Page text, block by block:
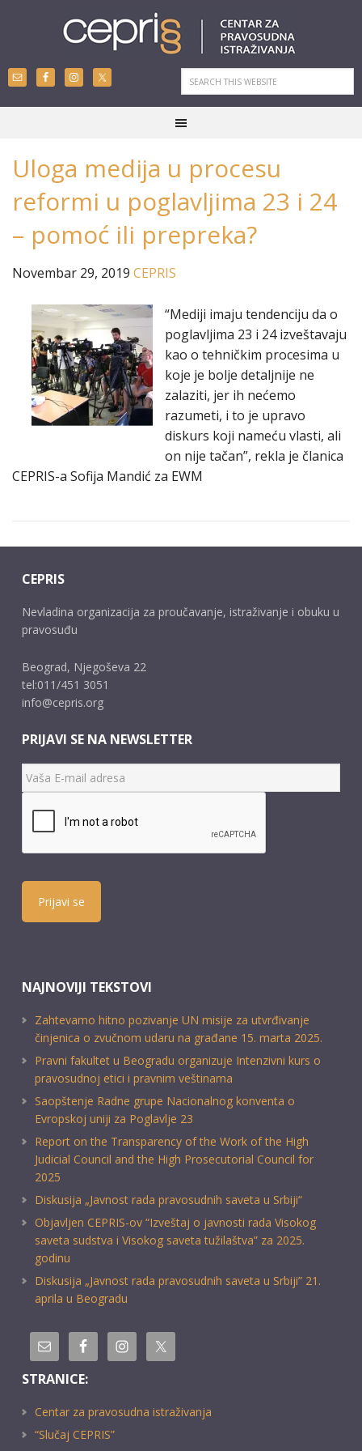
Uloga medija u procesu
reformi u poglavljima 23 i 24
– pomoć ili prepreka?
Novembar 29, 2019 CEPRIS
“Mediji imaju tendenciju da o
poglavljima 23 i 24 izveštavaju
kao o tehničkim procesima u
koje je bolje detaljnije ne
zalaziti, jer ih nećemo
razumeti, i to je upravo
diskurs koji nameću vlasti, ali
on nije tačan”, rekla je članica
CEPRIS-a Sofija Mandić za EWM
CEPRIS
Nevladina organizacija za proučavanje, istraživanje i obuku u
pravosuđu
Beograd, Njegoševa 22
tel:011/451 3051
info@cepris.org
PRIJAVI SE NA NEWSLETTER
Prijavi se
NAJNOVIJI TEKSTOVI
Zahtevamo hitno pozivanje UN misije za utvrđivanje
činjenica o zvučnom udaru na građane 15. marta 2025.
Pravni fakultet u Beogradu organizuje Intenzivni kurs o
pravosudnoj etici i pravnim veštinama
Saopštenje Radne grupe Nacionalnog konventa o
Evropskoj uniji za Poglavlje 23
Report on the Transparency of the Work of the High
Judicial Council and the High Prosecutorial Council for
2025
Diskusija „Javnost rada pravosudnih saveta u Srbiji“
Objavljen CEPRIS-ov “Izveštaj o javnosti rada Visokog
saveta sudstva i Visokog saveta tužilaštva” za 2025.
godinu
Diskusija „Javnost rada pravosudnih saveta u Srbiji” 21.
aprila u Beogradu
STRANICE:
Centar za pravosudna istraživanja
“Slučaj CEPRIS”